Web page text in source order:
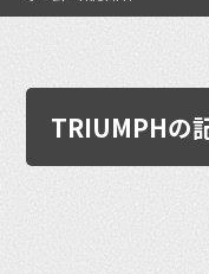
TRIUMPHの